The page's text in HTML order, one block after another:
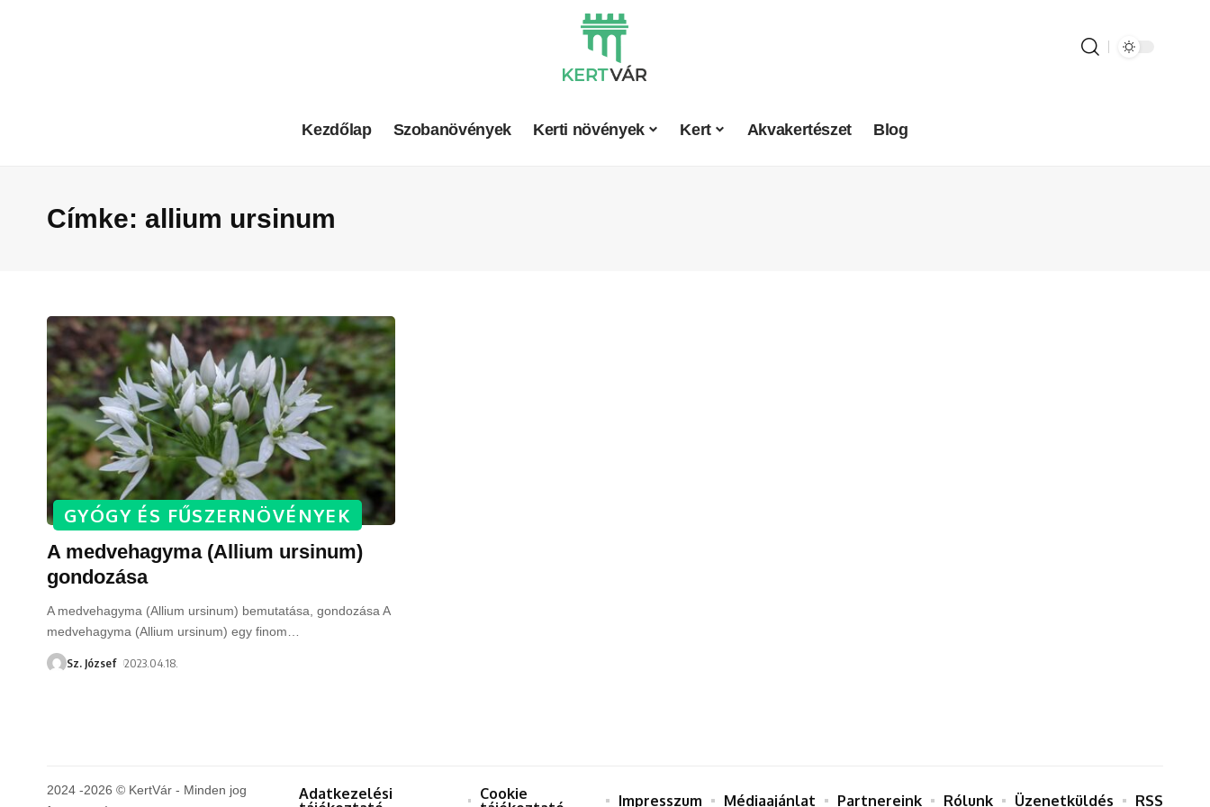
Kezdőlap Szobanövények Kerti növények Kert Akvakertészet Blog
Címke: allium ursinum
GYÓGY ÉS FŰSZERNÖVÉNYEK
A medvehagyma (Allium ursinum)
gondozása
A medvehagyma (Allium ursinum) bemutatása, gondozása A
medvehagyma (Allium ursinum) egy finom
Sz. József 2023.04.18.
2024 -2026 © KertVár - Minden jog
Adatkezelési
Cookie
Impresszum Médiaajánlat Partnereink Rólunk Üzenetküldés RSS